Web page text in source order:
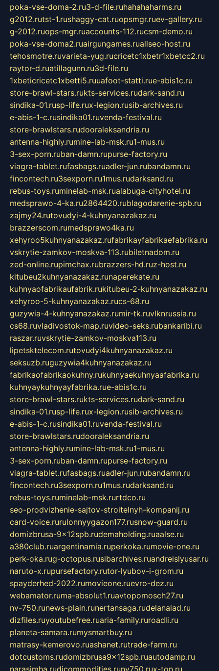
poka-vse-doma-2.ru3-d-file.ruhahahaharms.ru
g2012.rutst-1.rushaggy-cat.ruopsmgr.ruev-gallery.ru
g-2012.ruops-mgr.ruaccounts-112.rucsm-demo.ru
poka-vse-doma2.ruairgungames.ruallseo-host.ru
tehosmotre.ruvarieta-yug.rucricetc1xbetr1xbetcc2.ru
raytor-d.ruatillagunn.ru3d-file.ru
1xbeticricetc1xbetti5.ruuafoot-statti.rue-abis1c.ru
store-brawl-stars.rukts-services.rudark-sand.ru
sindika-01.rusp-life.rux-legion.rusib-archives.ru
e-abis-1-c.rusindika01.ruvenda-festival.ru
store-brawlstars.rudooraleksandria.ru
antenna-highly.rumine-lab-msk.ru1-mus.ru
3-sex-porn.ruban-damn.rupurse-factory.ru
viagra-tablet.rufasbags.ruadler-jun.rubandamn.ru
fincontech.ru3sexporn.ru1mus.rudarksand.ru
rebus-toys.ruminelab-msk.rualabuga-cityhotel.ru
medsprawo-4-ka.ru2864420.rublagodarenie-spb.ru
zajmy24.rutovudyi-4-kuhnyanazakaz.ru
brazzerscom.rumedsprawo4ka.ru
xehyroo5kuhnyanazakaz.rufabrikayfabrikaefabrika.ru
vskrytie-zamkov-moskva-113.rubiletnadom.ru
zed-online.rupimchax.rubrazzers-hd.ruz-host.ru
kitubeu2kuhnyanazakaz.runaperekate.ru
kuhnyaofabrikaufabrik.rukitubeu-2-kuhnyanazakaz.ru
xehyroo-5-kuhnyanazakaz.rucs-68.ru
guzywia-4-kuhnyanazakaz.rumir-tk.ruvlknrussia.ru
cs68.ruvladivostok-map.ruvideo-seks.rubankaribi.ru
raszar.ruvskrytie-zamkov-moskva113.ru
lipetsktelecom.rutovudyi4kuhnyanazakaz.ru
seksuzb.ruguzywia4kuhnyanazakaz.ru
fabrikaofabrikaokuhny.rukuhnyaekuhnyaafabrika.ru
kuhnyaykuhnyayfabrika.rue-abis1c.ru
store-brawl-stars.rukts-services.rudark-sand.ru
sindika-01.rusp-life.rux-legion.rusib-archives.ru
e-abis-1-c.rusindika01.ruvenda-festival.ru
store-brawlstars.rudooraleksandria.ru
antenna-highly.rumine-lab-msk.ru1-mus.ru
3-sex-porn.ruban-damn.rupurse-factory.ru
viagra-tablet.rufasbags.ruadler-jun.rubandamn.ru
fincontech.ru3sexporn.ru1mus.rudarksand.ru
rebus-toys.ruminelab-msk.rurtdco.ru
seo-prodvizhenie-sajtov-stroitelnyh-kompanij.ru
card-voice.rurulonnyygazon177.rusnow-guard.ru
domizbrusa-9x12spb.rudemaholding.ruaalse.ru
a380club.ruargentinamia.ruperkoka.rumovie-one.ru
perk-oka.rug-octopus.rusibarchives.ruandreislyusar.ru
naruto-x.rupursefactory.rutor-lyubov-i-grom.ru
spayderhed-2022.rumovieone.ruevro-dez.ru
webamator.ruma-absolut1.ruavtopomosch27.ru
nv-750.runews-plain.runertansaga.rudelanalad.ru
dizfiles.ruyoutubefree.ruaria-family.ruroadli.ru
planeta-samara.rumysmartbuy.ru
matrasy-kemerovo.ruashanet.rutrade-farm.ru
dotcustoms.rudomizbrusa9x12spb.ruautodamp.ru
narasimha.rudjcommodities.runv750.rux-ton.ru